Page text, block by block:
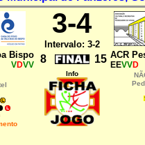
3-4
Intervalo: 3-2
Bispo
VDVV 8 15 ACR
EEVVD
Info